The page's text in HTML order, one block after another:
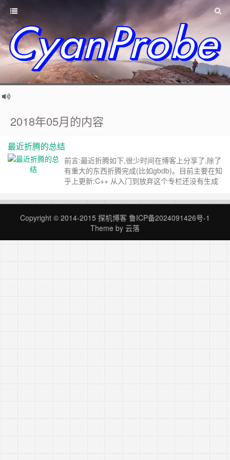
2018年05月的内容
最近折腾的总结
前言:最近折腾如下,很少时间在博客上分享了,除了
有重大的东西折腾完成(比如gbdb)。目前主要在知
乎上更新:C++ 从入门到放弃这个专栏还没有生成
go-linkedHashMap最近还折腾了这个东西算是一
并没有用到,因为这单独实现了hash和link还……
Copyright © 2014-2015 探机博客 鲁ICP备2024091426号-1
Theme by 云落